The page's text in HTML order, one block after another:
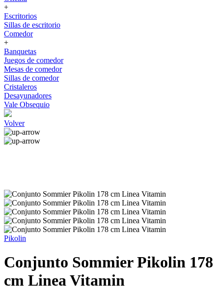
+
Escritorios
Sillas de escritorio
Comedor
+
Banquetas
Juegos de comedor
Mesas de comedor
Sillas de comedor
Cristaleros
Desayunadores
Vale Obsequio
Volver
Pikolin
Conjunto Sommier Pikolin 178
cm Linea Vitamin